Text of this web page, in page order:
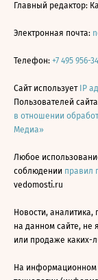
Главный редактор:
Электронная почта:
Телефон: +7 495 956-
Сайт использует IP
Пользователей
в отношении
Медиа»
Любое
соблюдении правил
vedomosti.ru
Новости,
на данном сайте, не
или продаже каких-
На информационном